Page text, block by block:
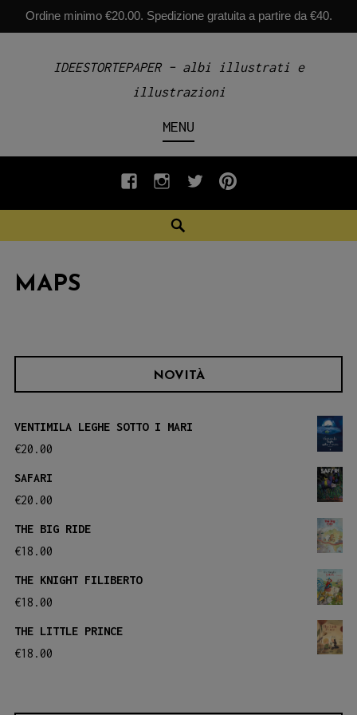
Ordine minimo €20.00. Spedizione gratuita a partire da €40.
IDEESTORTEPAPER – albi illustrati e
illustrazioni
MENU
fb INSTAGRAM
twiterpinterest
MAPS
NOVITÀ
VENTIMILA LEGHE SOTTO I MARI
€20.00
SAFARI
€20.00
THE BIG RIDE
€18.00
THE KNIGHT FILIBERTO
€18.00
THE LITTLE PRINCE
€18.00